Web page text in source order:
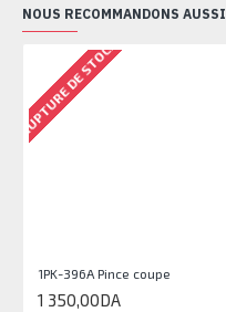
NOUS RECOMMANDONS AUSSI
RUPTURE DE STOCK
1PK-396A Pince coupe
1 350,00DA